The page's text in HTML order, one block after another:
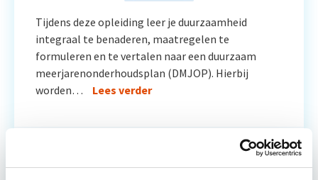
Tijdens deze opleiding leer je duurzaamheid
integraal te benaderen, maatregelen te
formuleren en te vertalen naar een duurzaam
meerjarenonderhoudsplan (DMJOP). Hierbij
worden…
Lees verder